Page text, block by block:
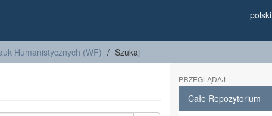
polski
Humanistycznych (WF) Szukaj
PRZEGLĄDAJ
Całe Repozytorium